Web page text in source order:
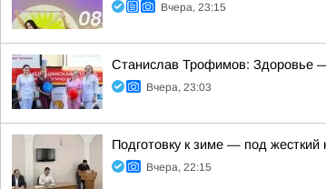
Вчера, 23:15
Станислав Трофимов: Здоровье
Вчера, 23:03
Подготовку к зиме — под жесткий
Вчера, 22:15